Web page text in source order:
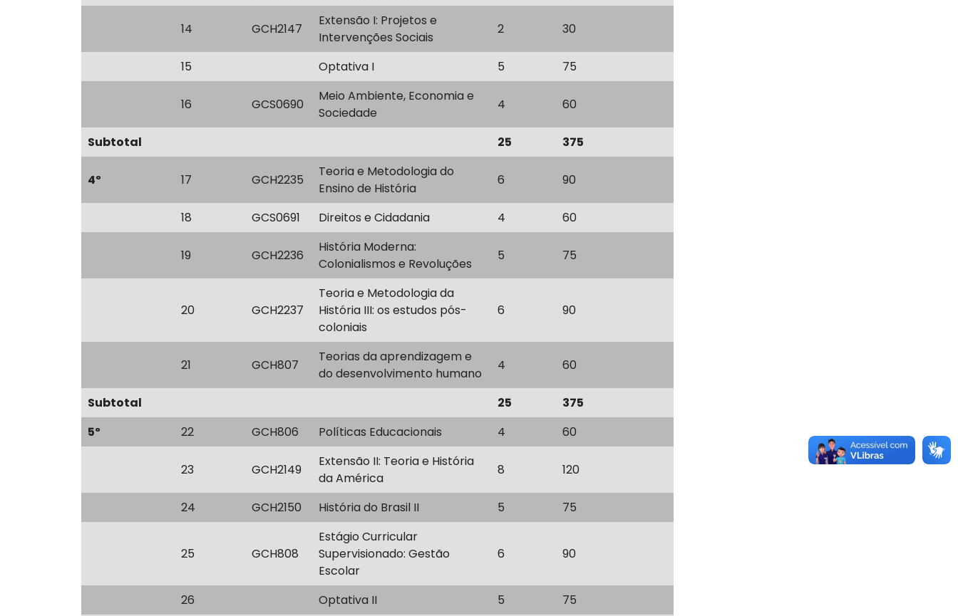
14 GCH2147
Extensão I: Projetos e
Intervenções Sociais
2 30
15 Optativa I 5 75
16 GCS0690
Meio Ambiente, Economia e
Sociedade
4 60
Subtotal 25 375
4º 17 GCH2235
Teoria e Metodologia do
Ensino de História
6 90
18 GCS0691 Direitos e Cidadania 4 60
19 GCH2236
História Moderna:
Colonialismos e Revoluções
5 75
20 GCH2237
Teoria e Metodologia da
História III: os estudos pós-
coloniais
6 90
21 GCH807
Teorias da aprendizagem e
do desenvolvimento humano
4 60
Subtotal 25
375
5º
22 GCH806 Políticas Educacionais 4 60
23 GCH2149
Extensão II: Teoria e História
da América
8 120
24 GCH2150 História do Brasil II 5 75
25 GCH808
Estágio Curricular
Supervisionado: Gestão
Escolar
6 90
26 Optativa II 5
75